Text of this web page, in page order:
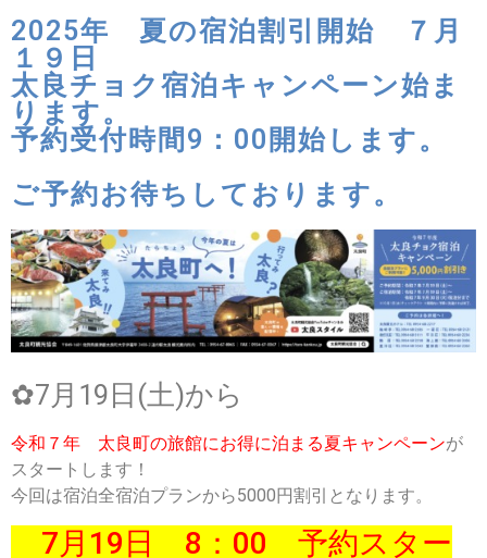
2025年 夏の宿泊割引開始 ７月
１９日
太良チョク宿泊キャンペーン始ま
ります。
予約受付時間9：00開始します。
ご予約お待ちしております。
✿7月19日(土)から
令和７年 太良町の旅館にお得に泊まる夏キャンペーンが
スタートします！
今回は宿泊全宿泊プランから5000円割引となります。
7月19日 8：00 予約スター